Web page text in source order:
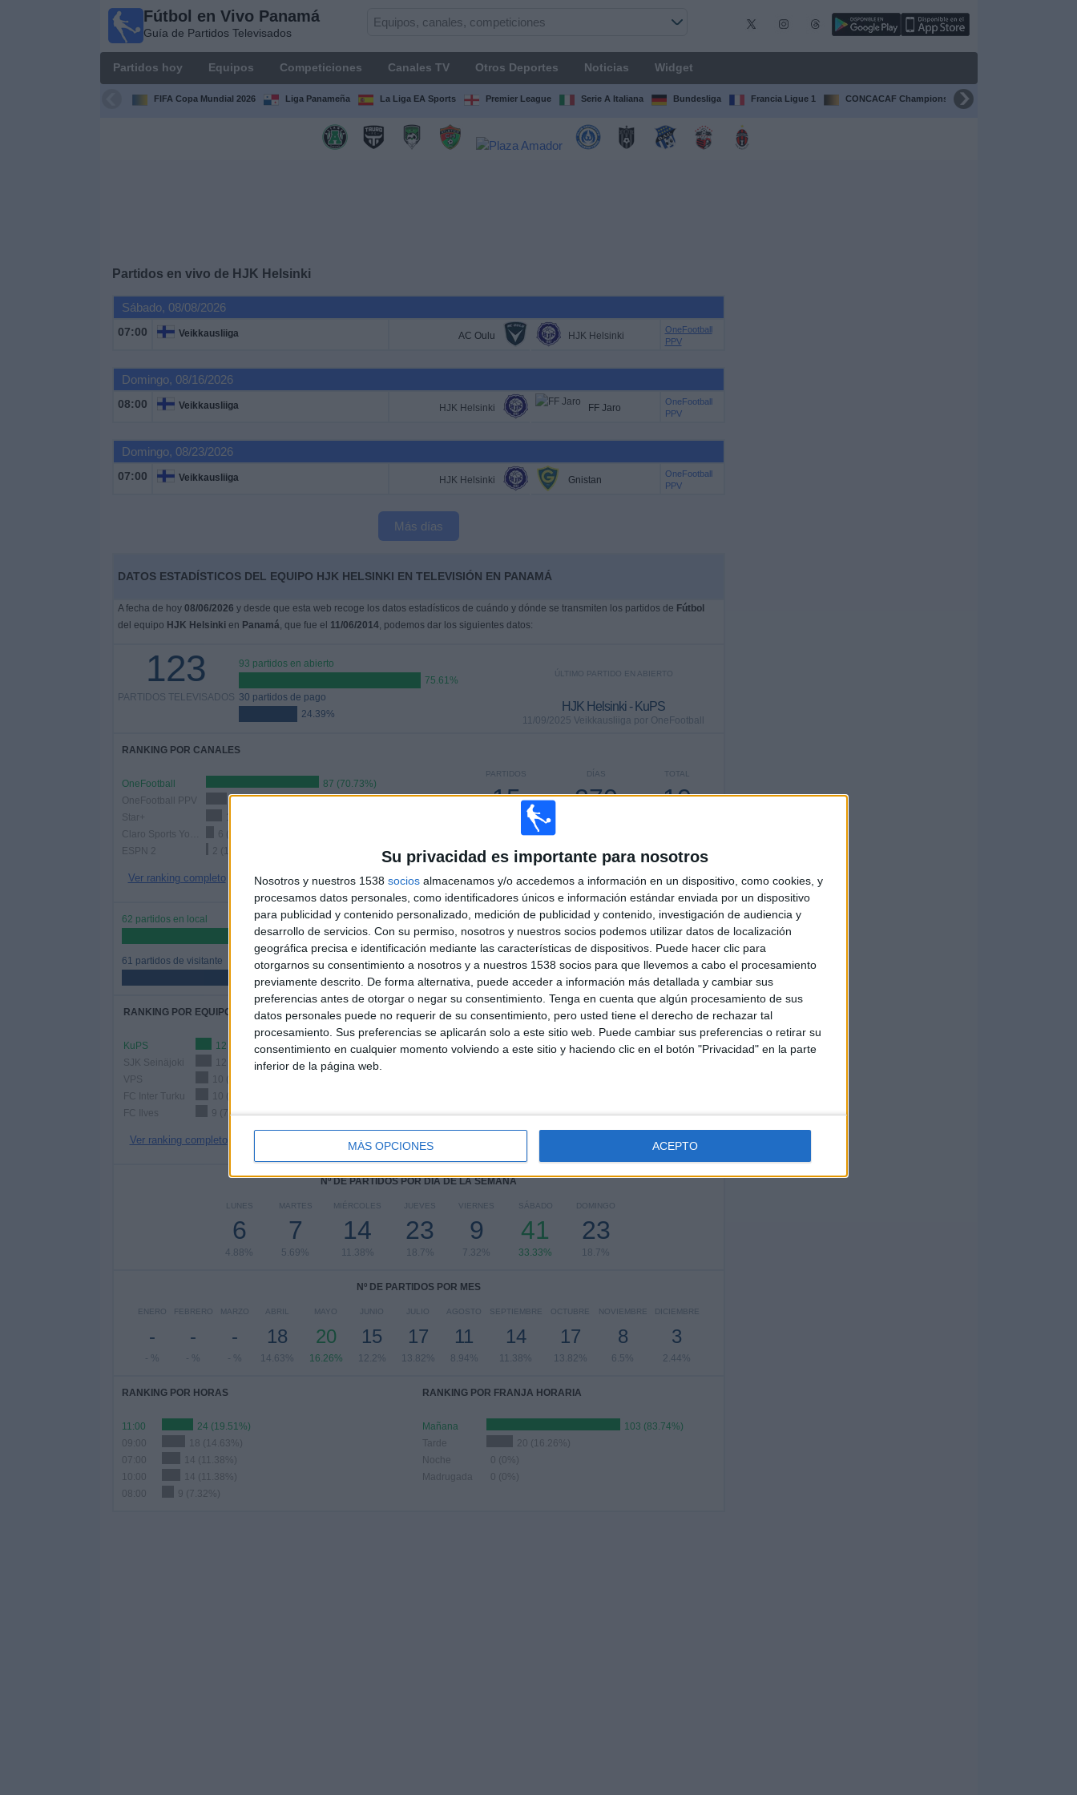
Su privacidad es importante para nosotros
Nosotros y nuestros 1538 socios almacenamos y/o accedemos a información en un dispositivo, como cookies, y
procesamos datos personales, como identificadores únicos e información estándar enviada por un dispositivo
para publicidad y contenido personalizado, medición de publicidad y contenido, investigación de audiencia y
desarrollo de servicios. Con su permiso, nosotros y nuestros socios podemos utilizar datos de localización
geográfica precisa e identificación mediante las características de dispositivos. Puede hacer clic para
otorgarnos su consentimiento a nosotros y a nuestros 1538 socios para que llevemos a cabo el procesamiento
previamente descrito. De forma alternativa, puede acceder a información más detallada y cambiar sus
preferencias antes de otorgar o negar su consentimiento. Tenga en cuenta que algún procesamiento de sus
datos personales puede no requerir de su consentimiento, pero usted tiene el derecho de rechazar tal
procesamiento. Sus preferencias se aplicarán solo a este sitio web. Puede cambiar sus preferencias o retirar su
consentimiento en cualquier momento volviendo a este sitio y haciendo clic en el botón "Privacidad" en la parte
inferior de la página web.
MÁS OPCIONES ACEPTO
Fútbol en Vivo Panamá
Guía de Partidos Televisados
Partidos hoy Equipos Competiciones Canales TV Otros Deportes Noticias Widget
FIFA Copa Mundial 2026 Liga Panameña La Liga EA Sports Premier League Serie A Italiana Bundesliga Francia Ligue 1 CONCACAF Champions Cup
Partidos en vivo de HJK Helsinki
Sábado, 08/08/2026
07:00 Veikkausliiga AC Oulu HJK Helsinki
OneFootball
PPV
Domingo, 08/16/2026
08:00 Veikkausliiga HJK Helsinki FF Jaro
OneFootball
PPV
Domingo, 08/23/2026
07:00 Veikkausliiga HJK Helsinki Gnistan
OneFootball
PPV
Más días
DATOS ESTADÍSTICOS DEL EQUIPO HJK HELSINKI EN TELEVISIÓN EN PANAMÁ
A fecha de hoy 08/06/2026 y desde que esta web recoge los datos estadísticos de cuándo y dónde se transmiten los partidos de Fútbol
del equipo HJK Helsinki en Panamá, que fue el 11/06/2014, podemos dar los siguientes datos:
123
PARTIDOS TELEVISADOS
93 partidos en abierto
75.61%
30 partidos de pago
24.39%
ÚLTIMO PARTIDO EN ABIERTO
HJK Helsinki - KuPS
11/09/2025 Veikkausliiga por OneFootball
RANKING POR CANALES
OneFootball
87 (70.73%)
OneFootball PPV
16 (13.01%)
Star+
6 (4.88%)
ESPN 2
2 (1.63%)
Ver ranking completo
TOTAL
10
DÍAS
270
PARTIDOS
15
CONSECUTIVOS
DE PAGO
62 partidos en local
50.41%
61 partidos de visitante
49.59%
TOTAL
30
MÁXIMO
12
VS KuPS
TOTAL
4
RANKING POR EQUIPOS
KuPS
12 (9.76%)
SJK Seinäjoki
12 (9.76%)
VPS
10 (8.13%)
FC Inter Turku
10 (8.13%)
FC Ilves
9 (7.32%)
Ver ranking completo
RANKING POR COMPETICIONES
Veikkausliiga
100 (81.3%)
Nº DE PARTIDOS POR DÍA DE LA SEMANA
LUNES
6
4.88%
MARTES
7
5.69%
MIÉRCOLES
14
11.38%
JUEVES
23
18.7%
VIERNES
9
7.32%
SÁBADO
41
33.33%
DOMINGO
23
18.7%
Nº DE PARTIDOS POR MES
ENERO
-
- %
FEBRERO
-
- %
MARZO
-
- %
ABRIL
18
14.63%
MAYO
20
16.26%
JUNIO
15
12.2%
JULIO
17
13.82%
AGOSTO
11
8.94%
SEPTIEMBRE
14
11.38%
OCTUBRE
17
13.82%
NOVIEMBRE
8
6.5%
DICIEMBRE
3
2.44%
RANKING POR HORAS
11:00
24 (19.51%)
09:00
18 (14.63%)
07:00
14 (11.38%)
14 (11.38%)
08:00
9 (7.32%)
RANKING POR FRANJA HORARIA
Mañana
103 (83.74%)
Tarde
20 (16.26%)
Noche
0 (0%)
Madrugada
0 (0%)
Panamá